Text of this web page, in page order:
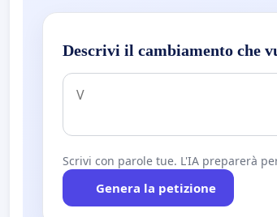
Descrivi il cambiamento che
Scrivi con parole tue. L'IA preparerà
Genera la petizione